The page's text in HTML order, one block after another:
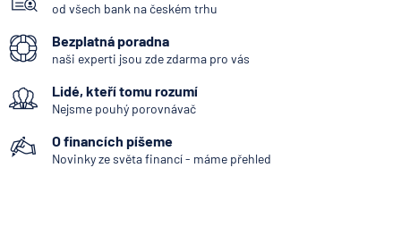
7.8.2026
od všech bank na českém trhu
Bezplatná poradna
naši experti jsou zde zdarma pro vás
Lidé, kteří tomu rozumí
Nejsme pouhý porovnávač
O financích píšeme
Novinky ze světa financí - máme přehled